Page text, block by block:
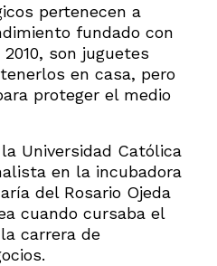
pertenecen a
fundado con
son juguetes
en casa, pero
proteger el medio
Universidad Católica
en la incubadora
del Rosario Ojeda
cuando cursaba el
carrera de